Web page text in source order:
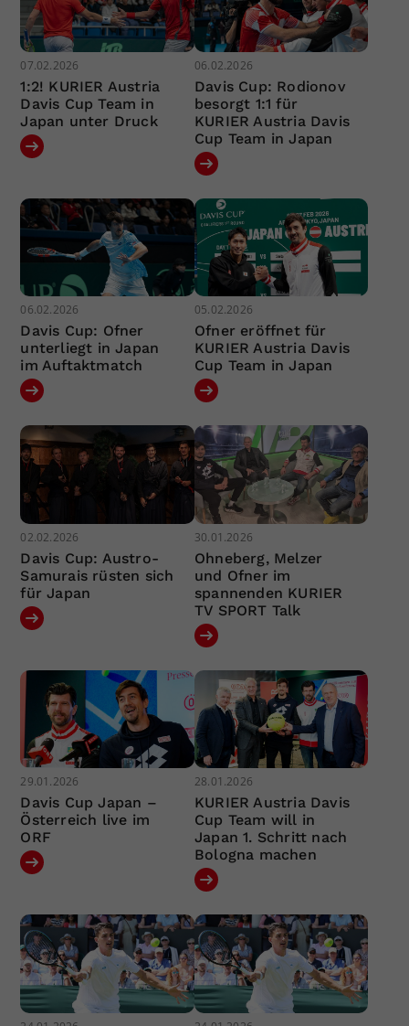
07.02.2026
1:2! KURIER Austria
Davis Cup Team in
Japan unter Druck
06.02.2026
Davis Cup: Rodionov
besorgt 1:1 für
KURIER Austria Davis
Cup Team in Japan
06.02.2026
Davis Cup: Ofner
unterliegt in Japan
im Auftaktmatch
05.02.2026
Ofner eröffnet für
KURIER Austria Davis
Cup Team in Japan
02.02.2026
Davis Cup: Austro-
Samurais rüsten sich
für Japan
30.01.2026
Ohneberg, Melzer
und Ofner im
spannenden KURIER
TV SPORT Talk
29.01.2026
Davis Cup Japan –
Österreich live im
ORF
28.01.2026
KURIER Austria Davis
Cup Team will in
Japan 1. Schritt nach
Bologna machen